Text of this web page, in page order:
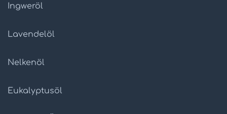
Ingweröl
Lavendelöl
Nelkenöl
Eukalyptusöl